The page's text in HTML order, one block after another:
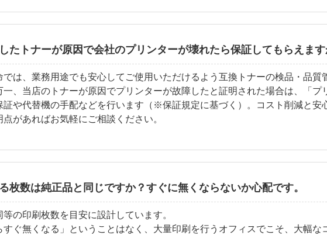
たトナーが原因で会社のプリンターが壊れたら保証してもらえま
では、業務用途でも安心してご使用いただけるよう互換トナーの検品・品質
一、当店のトナーが原因でプリンターが故障したと証明された場合は、「プ
証や代替機の手配などを行います（※保証規定に基づく）。コスト削減と安
点があればお気軽にご相談ください。
枚数は純正品と同じですか？すぐに無くならないか心配です。
の印刷枚数を目安に設計しています。
すぐ無くなる」ということはなく、大量印刷を行うオフィスでこそ、大幅